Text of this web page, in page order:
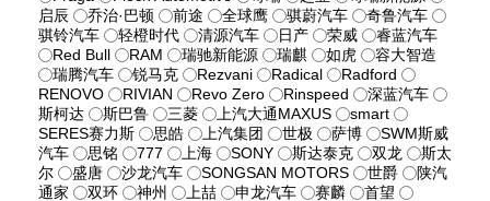
启辰
乔治·巴顿 前途 全球鹰 骐蔚汽车
奇鲁汽车
骐铃汽车
轻橙时代 清源汽车 日产 荣威
睿蓝汽车
Red Bull
RAM 瑞驰新能源 瑞麒 如虎
容大智造
瑞腾汽车
锐马克 Rezvani Radical
Radford
RENOVO
RIVIAN Revo Zero Rinspeed
深蓝汽车
斯柯达
斯巴鲁 三菱 上汽大通MAXUS
smart
SERES赛力斯
思皓 上汽集团 世极 萨博
SWM斯威
汽车
思铭 777 上海 SONY 斯达泰克 双龙
斯太
尔
盛唐 沙龙汽车 SONGSAN MOTORS 世爵
陕汽
通家
双环 神州 上喆 申龙汽车 赛麟
首望